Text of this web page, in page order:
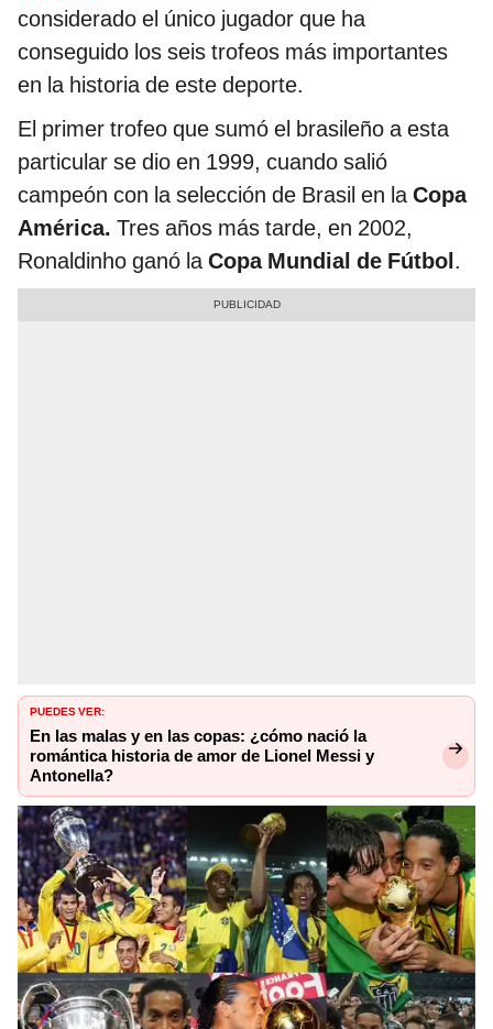
considerado el único jugador que ha
conseguido los seis trofeos más importantes
en la historia de este deporte.
El primer trofeo que sumó el brasileño a esta
particular se dio en 1999, cuando salió
campeón con la selección de Brasil en laCopa
América. Tres años más tarde, en 2002,
Ronaldinho ganó laCopa Mundial de Fútbol.
PUEDES VER:
En las malas y en las copas: ¿cómo nació la
romántica historia de amor de Lionel Messi y
Antonella?